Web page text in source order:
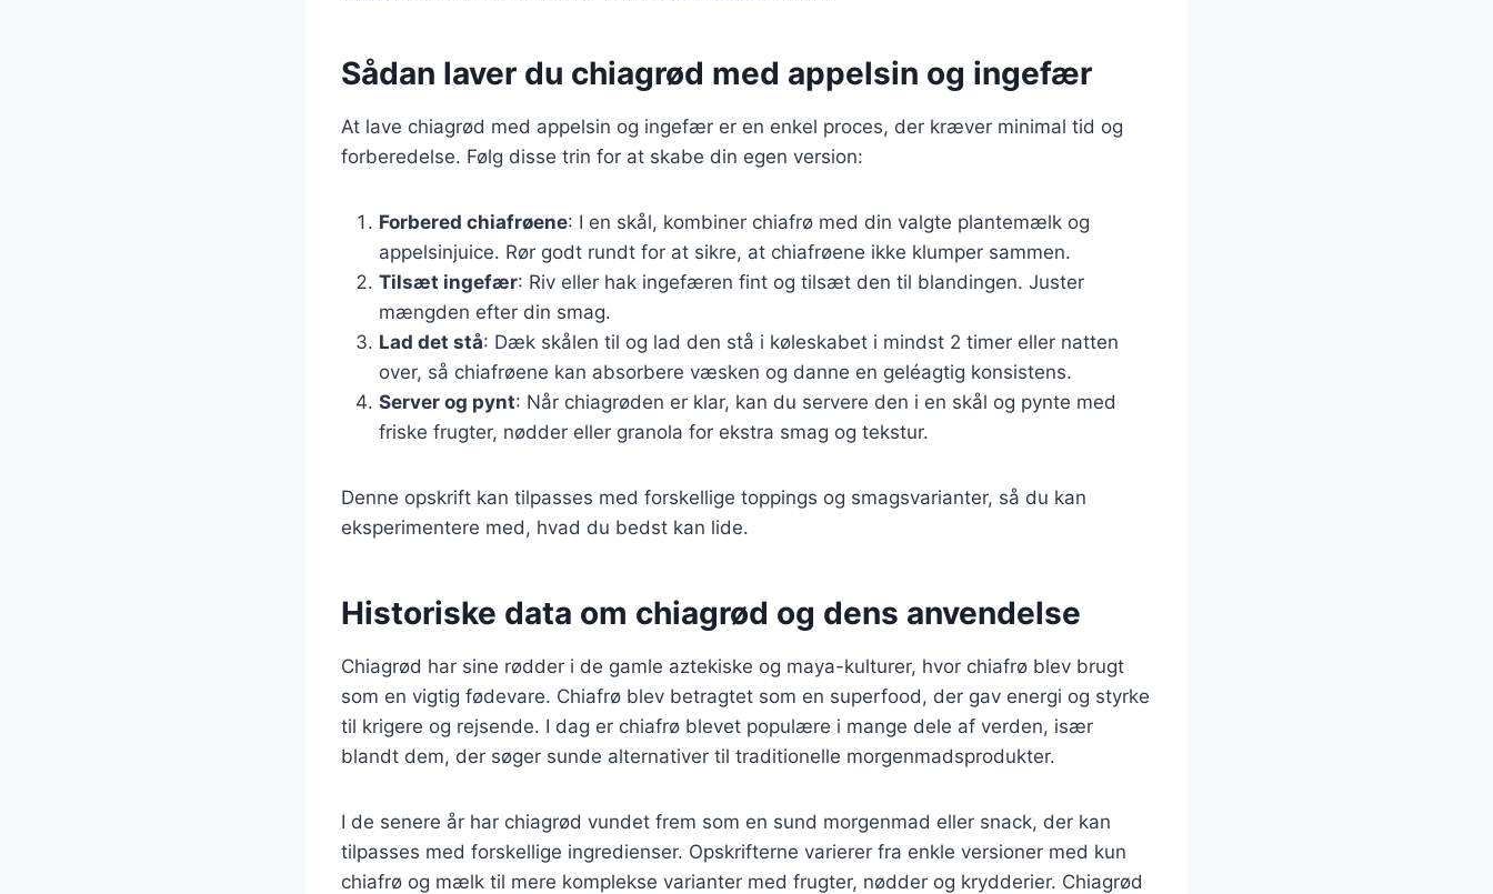
Sådan laver du chiagrød med appelsin og ingefær
At lave chiagrød med appelsin og ingefær er en enkel proces, der kræver minimal tid og
forberedelse. Følg disse trin for at skabe din egen version:
Forbered chiafrøene: I en skål, kombiner chiafrø med din valgte plantemælk og
appelsinjuice. Rør godt rundt for at sikre, at chiafrøene ikke klumper sammen.
Tilsæt ingefær: Riv eller hak ingefæren fint og tilsæt den til blandingen. Juster
mængden efter din smag.
Lad det stå: Dæk skålen til og lad den stå i køleskabet i mindst 2 timer eller natten
over, så chiafrøene kan absorbere væsken og danne en geléagtig konsistens.
Server og pynt: Når chiagrøden er klar, kan du servere den i en skål og pynte med
friske frugter, nødder eller granola for ekstra smag og tekstur.
Denne opskrift kan tilpasses med forskellige toppings og smagsvarianter, så du kan
eksperimentere med, hvad du bedst kan lide.
Historiske data om chiagrød og dens anvendelse
Chiagrød har sine rødder i de gamle aztekiske og maya-kulturer, hvor chiafrø blev brugt
som en vigtig fødevare. Chiafrø blev betragtet som en superfood, der gav energi og styrke
til krigere og rejsende. I dag er chiafrø blevet populære i mange dele af verden, især
blandt dem, der søger sunde alternativer til traditionelle morgenmadsprodukter.
I de senere år har chiagrød vundet frem som en sund morgenmad eller snack, der kan
tilpasses med forskellige ingredienser. Opskrifterne varierer fra enkle versioner med kun
chiafrø og mælk til mere komplekse varianter med frugter, nødder og krydderier. Chiagrød